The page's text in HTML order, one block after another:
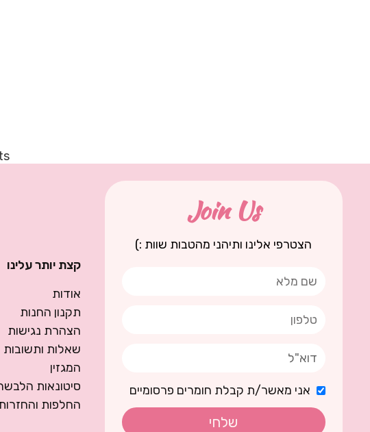
Join Us
הצטרפי אלינו ותיהני מהטבות שוות :)
אני מאשר/ת קבלת חומרים פרסומיים
שלחי
קצת יותר עלינו
אודות
תקנון החנות
הצהרת נגישות
שאלות ותשובות
המגזין
סיטונאות
החלפות